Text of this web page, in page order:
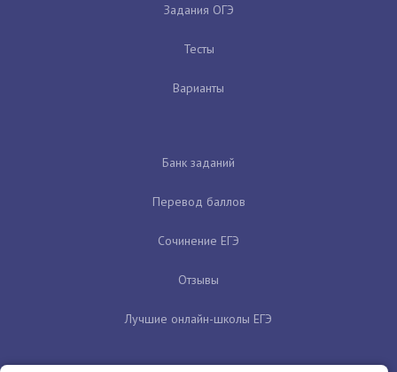
Задания ОГЭ
Тесты
Варианты
Банк заданий
Перевод баллов
Сочинение ЕГЭ
Отзывы
Лучшие онлайн-школы ЕГЭ